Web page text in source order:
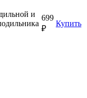
и
699
₽
Купить